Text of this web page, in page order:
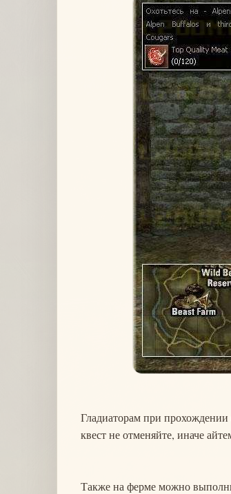
Гладиаторам при
квест не отменяйте, иначе
Также на ферме можно